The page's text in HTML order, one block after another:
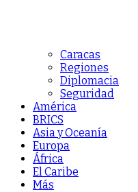
Caracas
Regiones
Diplomacia
Seguridad
América
BRICS
Asia y Oceanía
Europa
África
El Caribe
Más